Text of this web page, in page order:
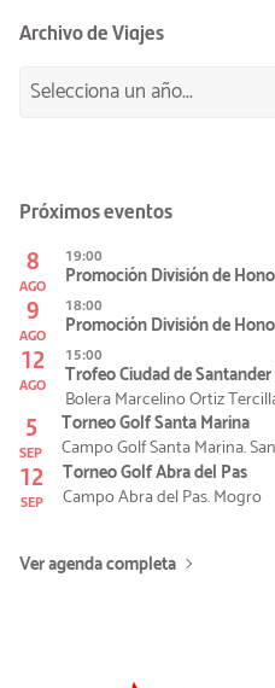
Archivo de Viajes
Próximos eventos
8
AGO
19:00
Promoción División de
9
AGO
18:00
Promoción División de
12
AGO
15:00
Trofeo Ciudad de
Bolera Marcelino Ortiz
5
SEP
Torneo Golf Santa Marina
Campo Golf Santa Marina.
12
SEP
Torneo Golf Abra del Pas
Campo Abra del Pas. Mogro
Ver agenda completa